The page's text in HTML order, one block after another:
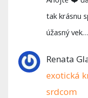
tak krásnu
úžasný vek…
Renata
exotická
srdcom